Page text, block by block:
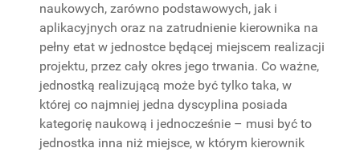
naukowych, zarówno podstawowych, jak i
aplikacyjnych oraz na zatrudnienie kierownika na
pełny etat w jednostce będącej miejscem realizacji
projektu, przez cały okres jego trwania. Co ważne,
jednostką realizującą może być tylko taka, w
której co najmniej jedna dyscyplina posiada
kategorię naukową i jednocześnie – musi być to
jednostka inna niż miejsce, w którym kierownik